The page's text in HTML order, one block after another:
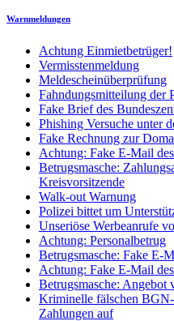
Warnmeldungen
Achtung Einmietbetrüger!
Vermisstenmeldung
Meldescheinüberprüfung
Fahndungsmitteilung der
Fake Brief des
Phishing Versuche unter
Fake Rechnung zur
Achtung: Fake E-Mail
Betrugsmasche:
Kreisvorsitzende
Walk-out Warnung
Polizei bittet um
Unseriöse Werbeanrufe
Achtung: Personalbetrug
Betrugsmasche: Fake E-
Achtung: Fake E-Mail
Betrugsmasche: Angebot
Kriminelle fälschen
Zahlungen auf